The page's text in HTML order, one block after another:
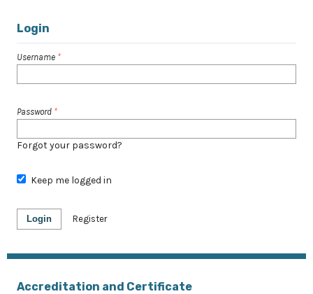
Login
Username *
Password *
Forgot your password?
Keep me logged in
Login Register
Accreditation and Certificate